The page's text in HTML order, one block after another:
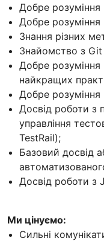
Добре розуміння
Добре
Знання різних
Знайомство з
Добре
найкращих
Добре розуміння
Досвід роботи з
управління
TestRail);
Базовий досвід
Досвід роботи з
Ми цінуємо:
Сильні